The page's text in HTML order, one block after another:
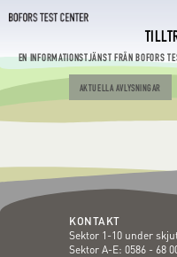
EN INFORMATIONSTJÄNST FRÅN BOFORS
AKTUELLA AVLYSNINGAR
KONTAKT
Sektor 1-10 under
Sektor A-E: 0586 - 68